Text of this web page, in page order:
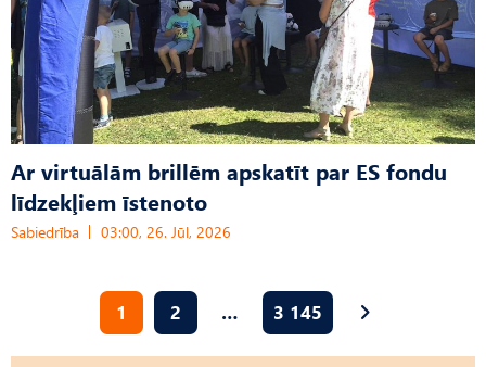
Ar virtuālām brillēm apskatīt par ES fondu
līdzekļiem īstenoto
Sabiedrība 03:00, 26. Jūl, 2026
1 2 … 3 145